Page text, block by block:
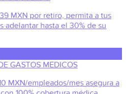
MXN por retiro, permita a tus
adelantar hasta el 30% de su
GASTOS MEDICOS
MXN/empleados/mes asegura a